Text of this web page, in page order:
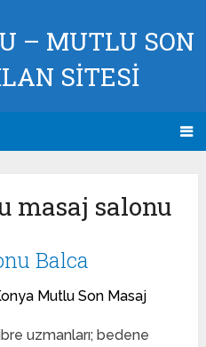
– MUTLU SON
SİTESİ
masaj salonu
Balca
Mutlu Son Masaj
uzmanları; bedene